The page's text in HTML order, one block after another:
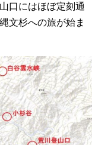
口にはほぼ定刻通
文杉への旅が始ま